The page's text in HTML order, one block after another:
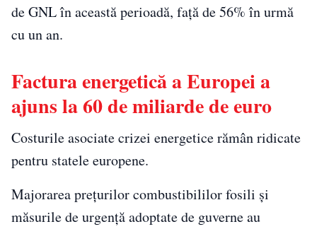
de GNL în această perioadă, față de 56% în urmă
cu un an.
Factura energetică a Europei a
ajuns la 60 de miliarde de euro
Costurile asociate crizei energetice rămân ridicate
pentru statele europene.
Majorarea prețurilor combustibililor fosili și
măsurile de urgență adoptate de guverne au